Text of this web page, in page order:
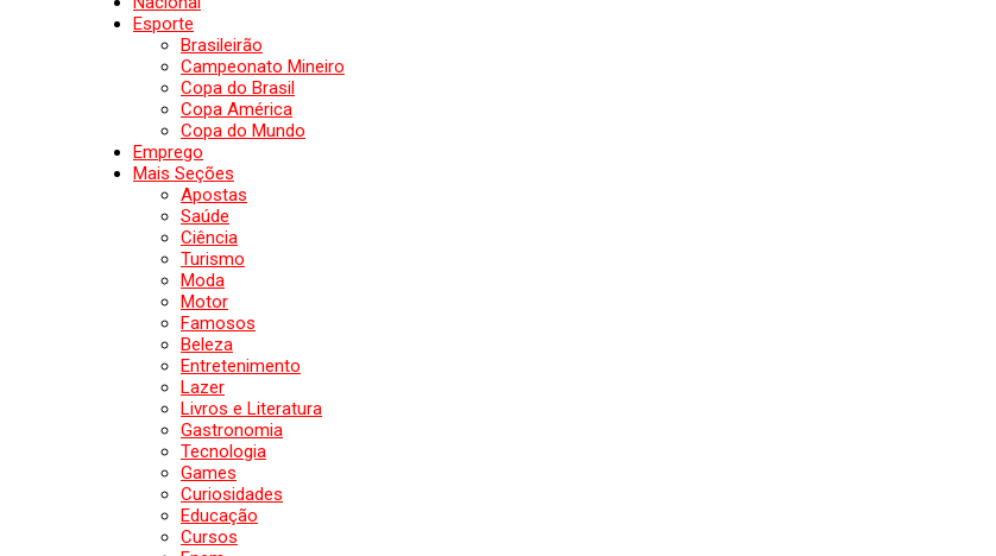
Esporte
Brasileirão
Campeonato Mineiro
Copa do Brasil
Copa América
Copa do Mundo
Emprego
Mais Seções
Apostas
Saúde
Ciência
Turismo
Moda
Motor
Famosos
Beleza
Entretenimento
Lazer
Livros e Literatura
Gastronomia
Tecnologia
Games
Curiosidades
Educação
Cursos